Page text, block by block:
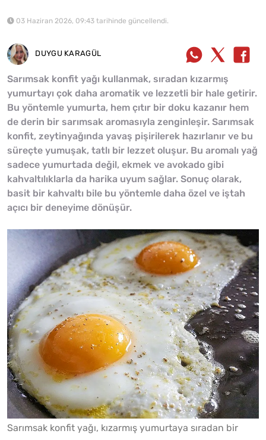
03 Haziran 2026, 09:43 tarihinde güncellendi.
DUYGU KARAGÜL
Sarımsak konfit yağı kullanmak, sıradan kızarmış
yumurtayı çok daha aromatik ve lezzetli bir hale getirir.
Bu yöntemle yumurta, hem çıtır bir doku kazanır hem
de derin bir sarımsak aromasıyla zenginleşir. Sarımsak
konfit, zeytinyağında yavaş pişirilerek hazırlanır ve bu
süreçte yumuşak, tatlı bir lezzet oluşur. Bu aromalı yağ
sadece yumurtada değil, ekmek ve avokado gibi
kahvaltılıklarla da harika uyum sağlar. Sonuç olarak,
basit bir kahvaltı bile bu yöntemle daha özel ve iştah
açıcı bir deneyime dönüşür.
Sarımsak konfit yağı, kızarmış yumurtaya sıradan bir